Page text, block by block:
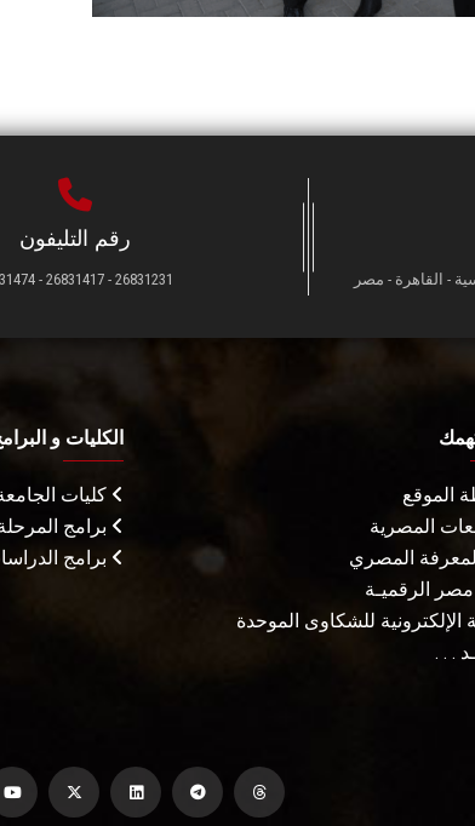
- القاهرة - مصر
رقم التليفون
26831231 - 26831417 - 26831474
الموقع
المصرية
المصري
مصر الرقميـة
الإلكترونية للشكاوى الموحدة
. . .
الكليات و
كليات
برامج
برامج